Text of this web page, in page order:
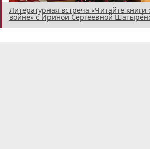
Литературная встреча «Читайте книги
войне» с Ириной Сергеевной